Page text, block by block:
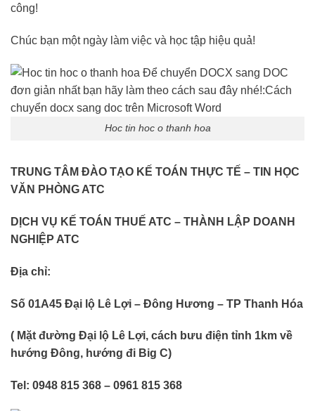
công!
Chúc bạn một ngày làm việc và học tập hiệu quả!
Hoc tin hoc o thanh hoa
TRUNG TÂM ĐÀO TẠO KẾ TOÁN THỰC TẾ – TIN HỌC
VĂN PHÒNG ATC
DỊCH VỤ KẾ TOÁN THUẾ ATC – THÀNH LẬP DOANH
NGHIỆP ATC
Địa chỉ:
Số 01A45 Đại lộ Lê Lợi – Đông Hương – TP Thanh Hóa
( Mặt đường Đại lộ Lê Lợi, cách bưu điện tỉnh 1km về
hướng Đông, hướng đi Big C)
Tel: 0948 815 368 – 0961 815 368